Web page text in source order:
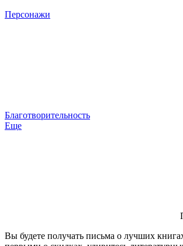
Персонажи
Благотворительность
Еще
Вы будете получать письма о лучших